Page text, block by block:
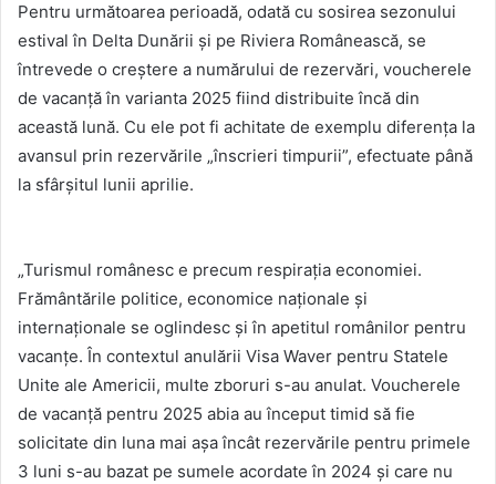
Pentru următoarea perioadă, odată cu sosirea sezonului
estival în Delta Dunării și pe Riviera Românească, se
întrevede o creștere a numărului de rezervări, voucherele
de vacanță în varianta 2025 fiind distribuite încă din
această lună. Cu ele pot fi achitate de exemplu diferența la
avansul prin rezervările „înscrieri timpurii”, efectuate până
la sfârșitul lunii aprilie.
„Turismul românesc e precum respirația economiei.
Frământările politice, economice naționale și
internaționale se oglindesc și în apetitul românilor pentru
vacanțe. În contextul anulării Visa Waver pentru Statele
Unite ale Americii, multe zboruri s-au anulat. Voucherele
de vacanță pentru 2025 abia au început timid să fie
solicitate din luna mai așa încât rezervările pentru primele
3 luni s-au bazat pe sumele acordate în 2024 și care nu